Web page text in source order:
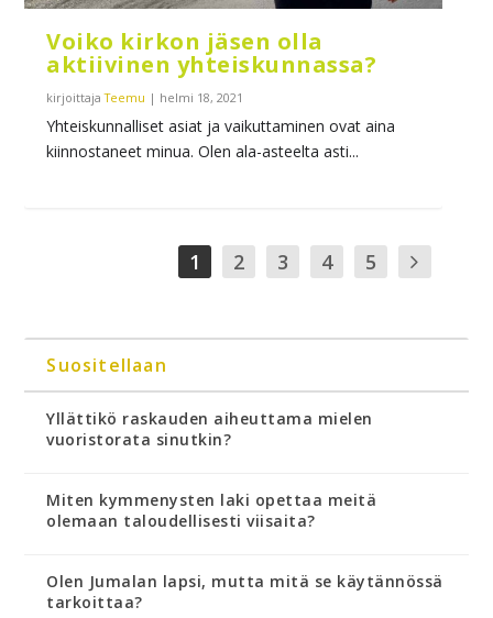
Voiko kirkon jäsen olla
aktiivinen yhteiskunnassa?
kirjoittajaTeemu | helmi 18, 2021
Yhteiskunnalliset asiat ja vaikuttaminen ovat aina
kiinnostaneet minua. Olen ala-asteelta asti...
1 2 3 4 5
Suositellaan
Yllättikö raskauden aiheuttama mielen
vuoristorata sinutkin?
Miten kymmenysten laki opettaa meitä
olemaan taloudellisesti viisaita?
Olen Jumalan lapsi, mutta mitä se käytännössä
tarkoittaa?